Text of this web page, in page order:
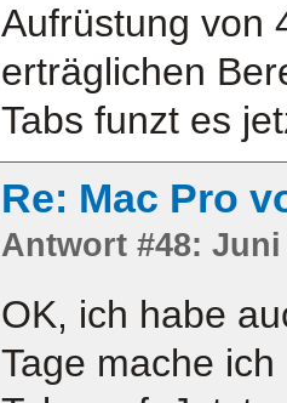
Aufrüstung von
erträglichen
Tabs funzt es
Re: Mac Pro
Antwort #48: Juni
OK, ich habe
Tage mache